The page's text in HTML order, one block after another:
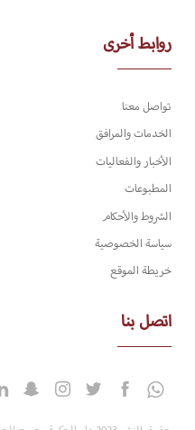
روابط أخرى
تواصل معنا
الخدمات والمرافق
الأخبار والفعاليات
المطبوعات
الشروط والأحكام
سياسة الخصوصية
خريطة الموقع
اتصل بنا